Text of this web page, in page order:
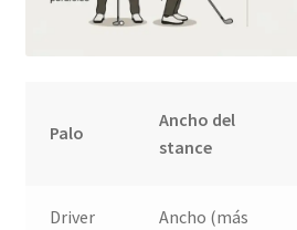
Palo
Ancho del
stance
Driver
Ancho (más